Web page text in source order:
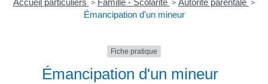
Accueil particuliers > Famille - Scolarité > Autorité parentale >
Émancipation d'un mineur
Fiche pratique
Émancipation d'un mineur